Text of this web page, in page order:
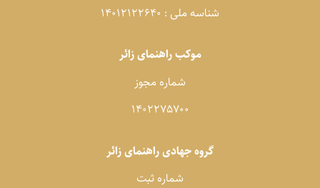
شناسه ملی : 14012122640
موکب راهنمای زائر
شماره مجوز
1402275700
گروه جهادی راهنمای زائر
شماره ثبت